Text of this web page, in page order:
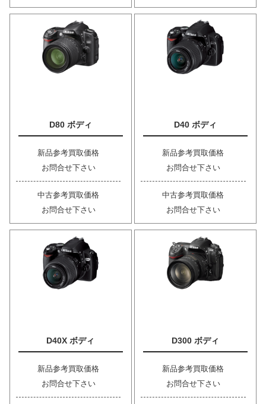
D80 ボディ
新品参考買取価格
お問合せ下さい
中古参考買取価格
お問合せ下さい
D40 ボディ
新品参考買取価格
お問合せ下さい
中古参考買取価格
お問合せ下さい
D40X ボディ
新品参考買取価格
お問合せ下さい
D300 ボディ
新品参考買取価格
お問合せ下さい